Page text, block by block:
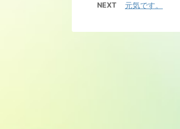
NEXT 元気です。